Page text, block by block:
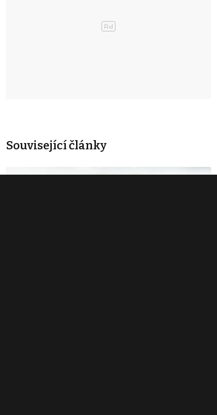
Související články